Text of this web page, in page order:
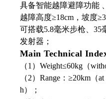
具备智能越障避障功能
越障高度≥18cm，坡度
可搭载5.8毫米步枪、35
发射器；
Main Technical
（1）Weight≤60kg（
（2）Range：≥20km（
h）；